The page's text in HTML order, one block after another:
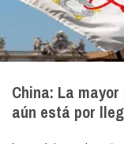
China: La
aún está por